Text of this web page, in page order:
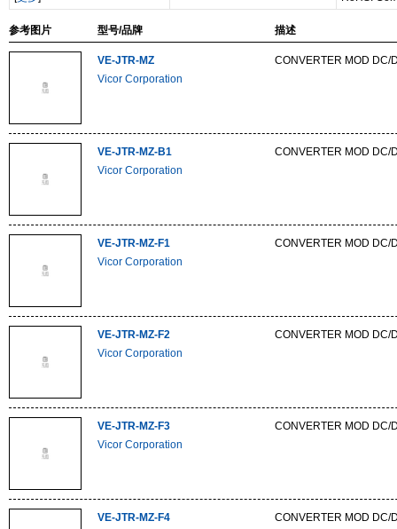
参考图片 型号/品牌 描述
VE-JTR-MZ
Vicor Corporation
CONVERTER MOD DC/
VE-JTR-MZ-B1
Vicor Corporation
CONVERTER MOD DC/
VE-JTR-MZ-F1
Vicor Corporation
CONVERTER MOD DC/
VE-JTR-MZ-F2
Vicor Corporation
CONVERTER MOD DC/
VE-JTR-MZ-F3
Vicor Corporation
CONVERTER MOD DC/
VE-JTR-MZ-F4
CONVERTER MOD DC/